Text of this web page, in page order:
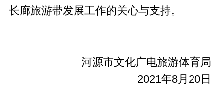
长廊旅游带发展工作的关心与支持。
河源市文化广电旅游体育局
2021年8月20日